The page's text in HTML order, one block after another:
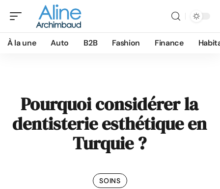
À la une Auto B2B Fashion Finance
Pourquoi considérer la
dentisterie esthétique en
Turquie ?
SOINS